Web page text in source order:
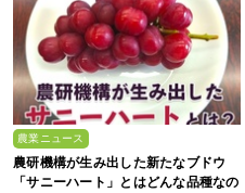
農業ニュース
農研機構が生み出した新たなブドウ
「サニーハート」とはどんな品種なの